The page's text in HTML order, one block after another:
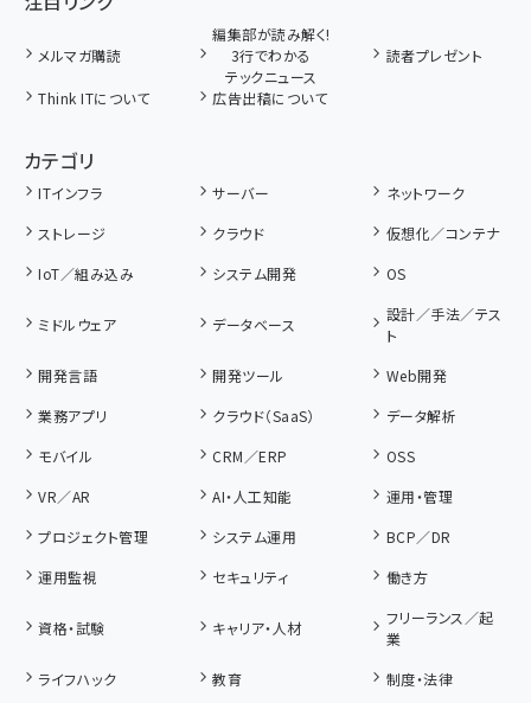
メルマガ購読
編集部が読み解く!
3行でわかる
テックニュース
読者プレゼント
Think ITについて 広告出稿について
カテゴリ
ITインフラ サーバー
ネットワーク
ストレージ
クラウド
仮想化／コンテナ
IoT／組み込み
システム開発 OS
ミドルウェア データベース
設計／手法／テス
ト
開発言語
開発ツール
Web開発
業務アプリ
クラウド（SaaS）
データ解析
モバイル
CRM／ERP
OSS
VR／AR
AI・人工知能
運用・管理
プロジェクト管理
システム運用
BCP／DR
運用監視
セキュリティ 働き方
資格・試験 キャリア・人材
フリーランス／起
業
ライフハック
教育 制度・法律